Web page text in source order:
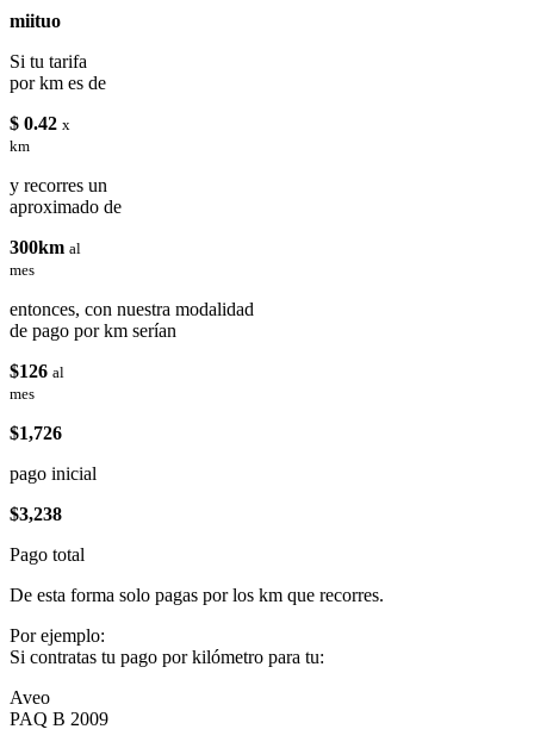
miituo
Si tu tarifa
por km es de
$ 0.42 x
km
y recorres un
aproximado de
300km al
mes
entonces, con nuestra modalidad
de pago por km serían
$126 al
mes
$1,726
pago inicial
$3,238
Pago total
De esta forma solo pagas por los km que recorres.
Por ejemplo:
Si contratas tu pago por kilómetro para tu:
Aveo
PAQ B 2009